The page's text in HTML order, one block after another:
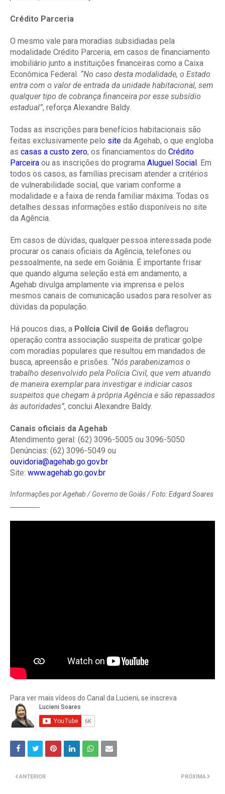
Crédito Parceria
O mesmo vale para moradias subsidiadas pela
modalidade Crédito Parceria, em casos de financiamento
imobiliário junto a instituições financeiras como a Caixa
Econômica Federal. “No caso desta modalidade, o Estado
entra com o valor de entrada da unidade habitacional, sem
qualquer tipo de cobrança financeira por esse subsídio
estadual”, reforça Alexandre Baldy.
Todas as inscrições para benefícios habitacionais são
feitas exclusivamente pelo site da Agehab, o que engloba
as casas a custo zero, os financiamentos do Crédito
Parceira ou as inscrições do programa Aluguel Social . Em
todos os casos, as famílias precisam atender a critérios
de vulnerabilidade social, que variam conforme a
modalidade e a faixa de renda familiar máxima. Todas os
detalhes dessas informações estão disponíveis no site
da Agência.
Em casos de dúvidas, qualquer pessoa interessada pode
procurar os canais oficiais da Agência, telefones ou
pessoalmente, na sede em Goiânia. É importante frisar
que quando alguma seleção está em andamento, a
Agehab divulga amplamente via imprensa e pelos
mesmos canais de comunicação usados para resolver as
dúvidas da população.
Há poucos dias, a Polícia Civil de Goiás deflagrou
operação contra associação suspeita de praticar golpe
com moradias populares que resultou em mandados de
busca, apreensão e prisões. “Nós parabenizamos o
trabalho desenvolvido pela Polícia Civil, que vem atuando
de maneira exemplar para investigar e indiciar casos
suspeitos que chegam à própria Agência e são repassados
às autoridades”, conclui Alexandre Baldy.
Canais oficiais da Agehab
Atendimento geral: (62) 3096-5005 ou 3096-5050
Denúncias: (62) 3096-5049 ou
ouvidoria@agehab.go.gov.br
Site: www.agehab.go.gov.br
Informações por Agehab / Governo de Goiás / Foto: Edgard Soares
Para ver mais vídeos do Canal da Lucieni, se inscreva
PRÓXIMA
ANTERIOR